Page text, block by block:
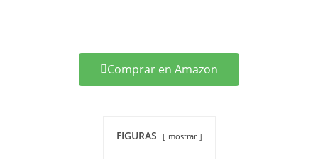
Comprar en Amazon
FIGURAS mostrar